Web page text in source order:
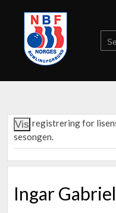
registrering for
sesongen.
Ingar